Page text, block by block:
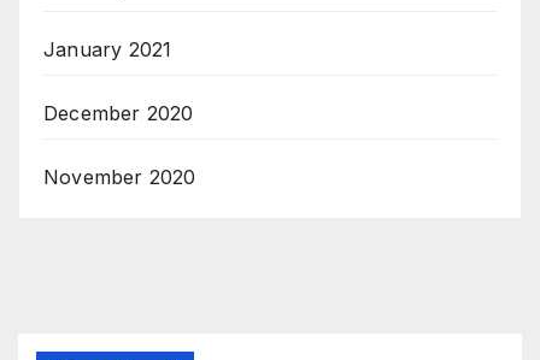
January 2021
December 2020
November 2020